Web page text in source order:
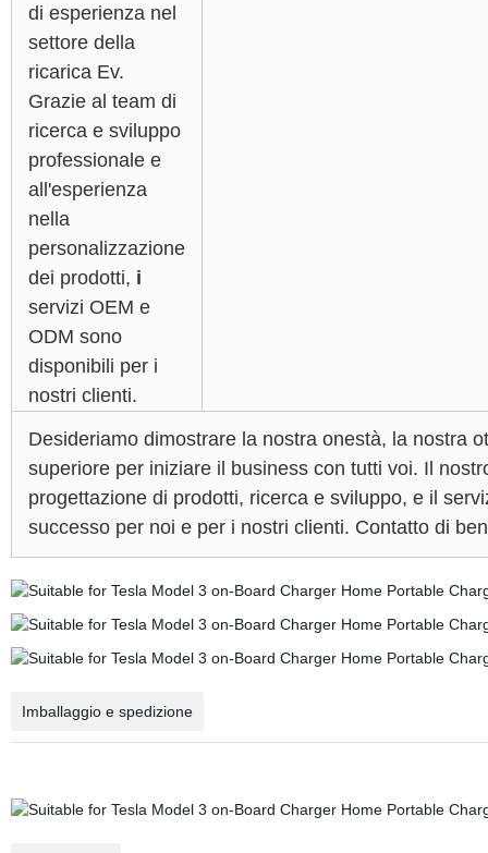
di esperienza nel
settore della
ricarica Ev.
Grazie al team di
ricerca e sviluppo
professionale e
all'esperienza
nella
personalizzazione
dei prodotti, i
servizi OEM e
ODM sono
disponibili per i
nostri clienti.
Desideriamo dimostrare la nostra onestà, la nostra
superiore per iniziare il business con tutti voi. Il
progettazione di prodotti, ricerca e sviluppo, e il
successo per noi e per i nostri clienti. Contatto di
Imballaggio e spedizione